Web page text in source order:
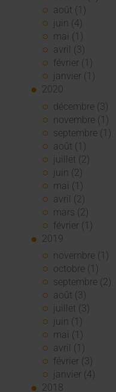
août (1)
juin (4)
mai (1)
avril (3)
février (1)
janvier (1)
2020
décembre (3)
novembre (1)
septembre (1)
août (1)
juillet (2)
juin (2)
mai (1)
avril (2)
mars (2)
février (1)
2019
novembre (1)
octobre (1)
septembre (2)
août (3)
juillet (3)
juin (1)
mai (1)
avril (1)
février (3)
janvier (4)
2018